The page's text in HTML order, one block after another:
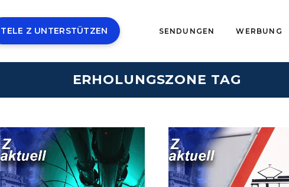
TELE Z UNTERSTÜTZEN SENDUNGEN WERBUNG
ERHOLUNGSZONE TAG